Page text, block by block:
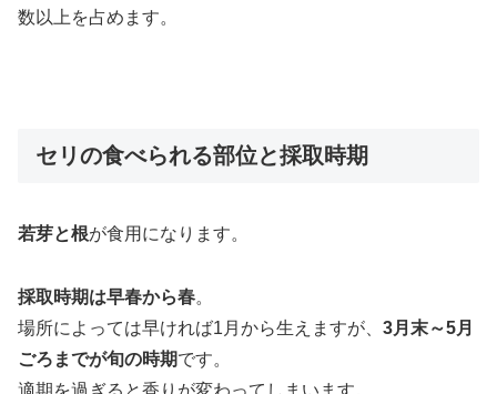
数以上を占めます。
セリの食べられる部位と採取時期
若芽と根が食用になります。
採取時期は早春から春。
場所によっては早ければ1月から生えますが、 3月末～5月
ごろまでが旬の時期です。
適期を過ぎると香りが変わってしまいます。